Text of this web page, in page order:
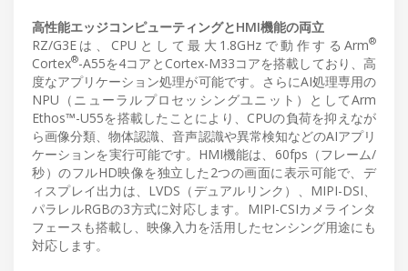
高性能エッジコンピューティングとHMI機能の両立
RZ/G3Eは、CPUとして最大1.8GHzで動作するArm®
Cortex®-A55を4コアとCortex-M33コアを搭載しており、高
度なアプリケーション処理が可能です。さらにAI処理専用の
NPU（ニューラルプロセッシングユニット）としてArm
Ethos™-U55を搭載したことにより、CPUの負荷を抑えなが
ら画像分類、物体認識、音声認識や異常検知などのAIアプリ
ケーションを実行可能です。HMI機能は、60fps（フレーム/
秒）のフルHD映像を独立した2つの画面に表示可能で、デ
ィスプレイ出力は、LVDS（デュアルリンク）、MIPI-DSI、
パラレルRGBの3方式に対応します。MIPI-CSIカメラインタ
フェースも搭載し、映像入力を活用したセンシング用途にも
対応します。